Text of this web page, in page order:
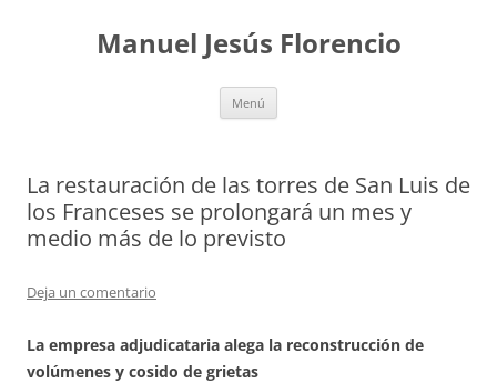
contenidoManuel Jesús Florencio
Menú
La restauración de las torres de San Luis de
los Franceses se prolongará un mes y
medio más de lo previsto
Deja un comentario
La empresa adjudicataria alega la reconstrucción de
volúmenes y cosido de grietas